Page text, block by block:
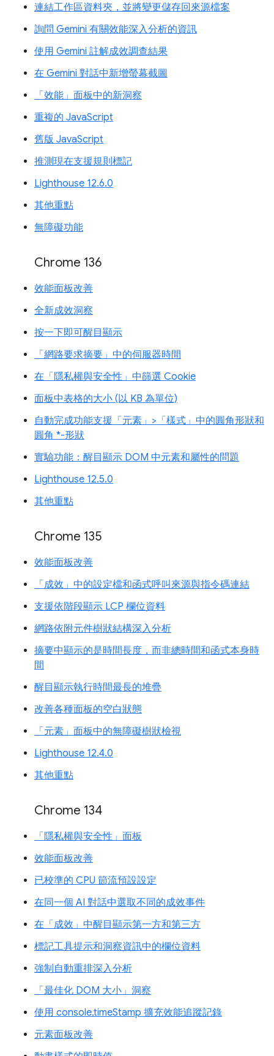
連結工作區資料夾，並將變更儲存回來源檔案
詢問 Gemini 有關效能深入分析的資訊
使用 Gemini 註解成效調查結果
在 Gemini 對話中新增螢幕截圖
「效能」面板中的新洞察
重複的 JavaScript
舊版 JavaScript
推測現在支援規則標記
Lighthouse 12.6.0
其他重點
無障礙功能
Chrome 136
效能面板改善
全新成效洞察
按一下即可醒目顯示
「網路要求摘要」中的伺服器時間
在「隱私權與安全性」中篩選 Cookie
面板中表格的大小 (以 KB 為單位)
自動完成功能支援「元素」>「樣式」中的圓角形狀和
圓角 *-形狀
實驗功能：醒目顯示 DOM 中元素和屬性的問題
Lighthouse 12.5.0
其他重點
Chrome 135
效能面板改善
「成效」中的設定檔和函式呼叫來源與指令碼連結
支援依階段顯示 LCP 欄位資料
網路依附元件樹狀結構深入分析
摘要中顯示的是時間長度，而非總時間和函式本身時
間
醒目顯示執行時間最長的堆疊
改善各種面板的空白狀態
「元素」面板中的無障礙樹狀檢視
Lighthouse 12.4.0
其他重點
Chrome 134
「隱私權與安全性」面板
效能面板改善
已校準的 CPU 節流預設設定
在同一個 AI 對話中選取不同的成效事件
在「成效」中醒目顯示第一方和第三方
標記工具提示和洞察資訊中的欄位資料
強制自動重排深入分析
「最佳化 DOM 大小」洞察
使用 console.timeStamp 擴充效能追蹤記錄
元素面板改善